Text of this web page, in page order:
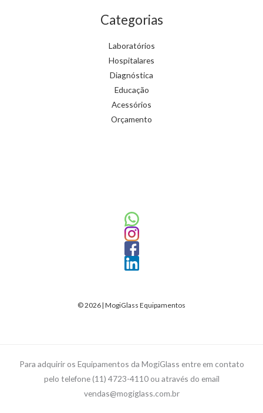
Categorias
Laboratórios
Hospitalares
Diagnóstica
Educação
Acessórios
Orçamento
© 2026 | MogiGlass Equipamentos
Para adquirir os Equipamentos da MogiGlass entre em contato
pelo telefone (11) 4723-4110 ou através do email
vendas@mogiglass.com.br